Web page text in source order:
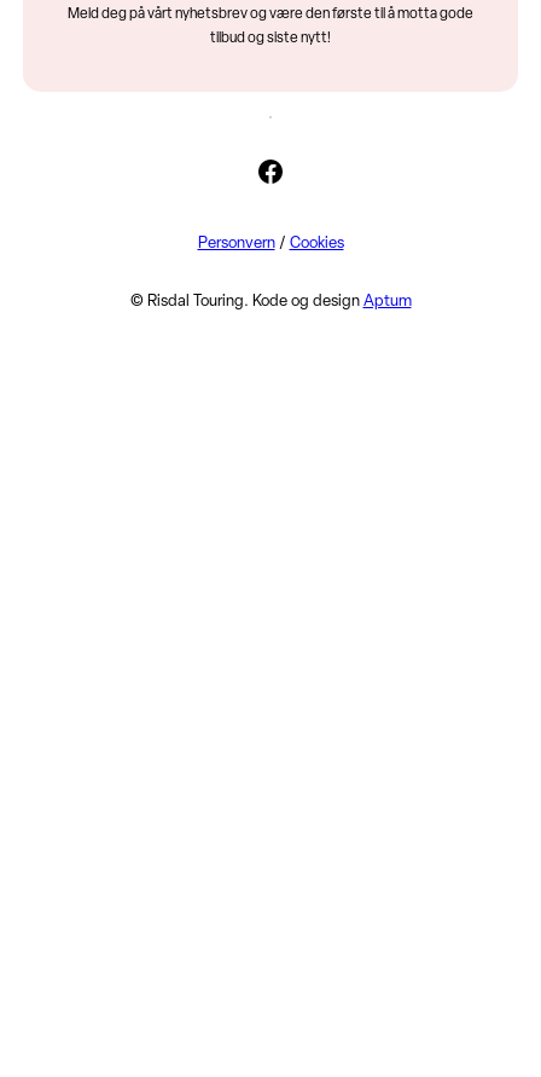
Meld deg på vårt nyhetsbrev og være den første til å motta gode
tilbud og siste nytt!
Facebook
Personvern/ Cookies
© Risdal Touring. Kode og design Aptum